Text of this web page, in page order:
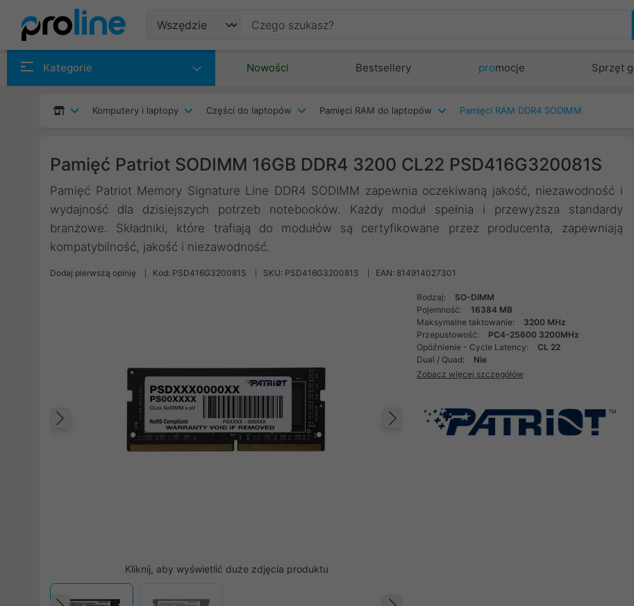
Kategorie Nowości Bestsellery promocje Sprzęt
Komputery i laptopy Części do laptopów Pamięci RAM do laptopów Pamięci RAM DDR4 SODIMM
Pamięć Patriot SODIMM 16GB DDR4 3200 CL22 PSD416G320081S
Pamięć Patriot Memory Signature Line DDR4 SODIMM zapewnia oczekiwaną jakość, niezawodność i
wydajność dla dzisiejszych potrzeb notebooków. Każdy moduł spełnia i przewyższa standardy
branżowe. Składniki, które trafiają do modułów są certyfikowane przez producenta, zapewniają
kompatybilność, jakość i niezawodność.
Dodaj pierwszą opinię Kod: PSD416G320081S SKU: PSD416G320081S EAN: 814914027301
Następny
Poprzedni
Kliknij, aby wyświetlić duże zdjęcia produktu
Rodzaj:
SO-DIMM
Pojemność:
16384 MB
Maksymalne taktowanie:
3200 MHz
Przepustowość:
PC4-25600 3200MHz
Opóźnienie - Cycle Latency:
CL 22
Dual / Quad:
Nie
Zobacz więcej szczegółów